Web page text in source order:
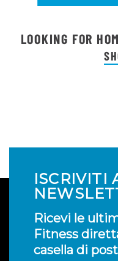
LOOKING FOR
ISCRIVITI
Ricevi le
Fitness
casella di